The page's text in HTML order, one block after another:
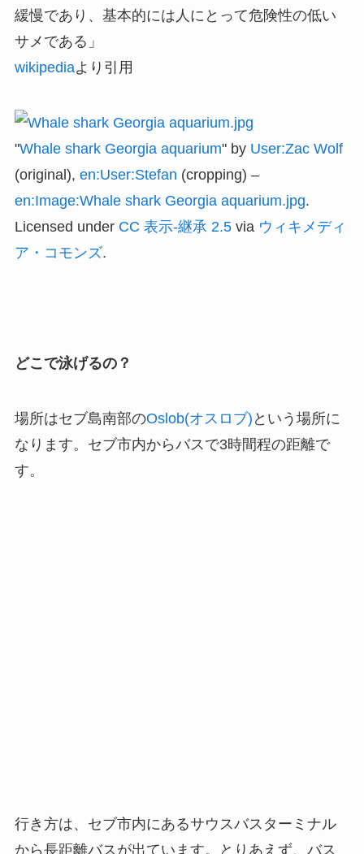
緩慢であり、基本的には人にとって危険性の低い
サメである」
wikipediaより引用
"Whale shark Georgia aquarium" by User:Zac Wolf
(original), en:User:Stefan (cropping) –
en:Image:Whale shark Georgia aquarium.jpg.
Licensed under CC 表示-継承 2.5via ウィキメディ
ア・コモンズ.
どこで泳げるの？
場所はセブ島南部のOslob(オスロブ) という場所に
なります。セブ市内からバスで3時間程の距離で
す。
行き方は、セブ市内にあるサウスバスターミナル
から長距離バスが出ています。とりあえず、バス